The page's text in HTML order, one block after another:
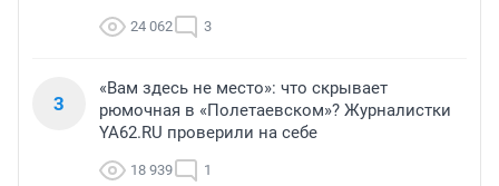
24 062 3
3
«Вам здесь не место»: что скрывает
рюмочная в «Полетаевском»? Журналистки
YA62.RU проверили на себе
18 939 1